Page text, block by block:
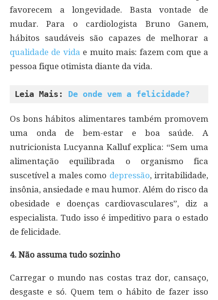
favorecem a longevidade. Basta vontade de
mudar. Para o cardiologista Bruno Ganem,
hábitos saudáveis são capazes de melhorar a
qualidade de vida e muito mais: fazem com que a
pessoa fique otimista diante da vida.
Leia Mais: De onde vem a felicidade?
Os bons hábitos alimentares também promovem
uma onda de bem-estar e boa saúde. A
nutricionista Lucyanna Kalluf explica: “Sem uma
alimentação equilibrada o organismo fica
suscetível a males como depressão, irritabilidade,
insônia, ansiedade e mau humor. Além do risco da
obesidade e doenças cardiovasculares”, diz a
especialista. Tudo isso é impeditivo para o estado
de felicidade.
4. Não assuma tudo sozinho
Carregar o mundo nas costas traz dor, cansaço,
desgaste e só. Quem tem o hábito de fazer isso